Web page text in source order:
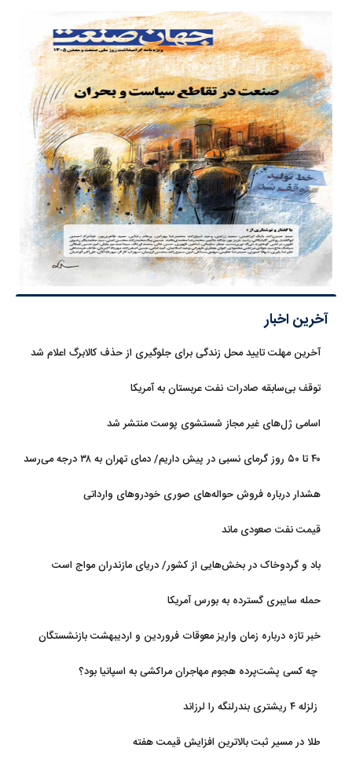
آخرین اخبار
آخرین مهلت تایید محل زندگی برای جلوگیری از حذف کالابرگ اعلام شد
توقف بی‌سابقه صادرات نفت عربستان به آمریکا
اسامی ژل‌های غیر مجاز شستشوی پوست منتشر شد
۴۰ تا ۵۰ روز گرمای نسبی در پیش داریم/ دمای تهران به ۳۸ درجه می‌رسد
هشدار درباره فروش حواله‌های صوری خودروهای وارداتی
قیمت نفت صعودی ماند
باد و گردوخاک در بخش‌هایی از کشور/ دریای مازندران مواج است
حمله سایبری گسترده به بورس آمریکا
خبر تازه درباره زمان واریز معوقات فروردین و اردیبهشت بازنشستگان
چه کسی پشت‌پرده هجوم مهاجران مراکشی به اسپانیا بود؟
زلزله ۴ ریشتری بندرلنگه را لرزاند
طلا در مسیر ثبت بالاترین افزایش قیمت هفته